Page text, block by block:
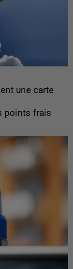
une carte
points frais